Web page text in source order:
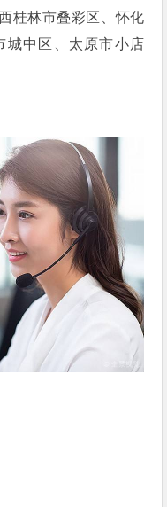
桂林市叠彩区、怀化
城中区、太原市小店